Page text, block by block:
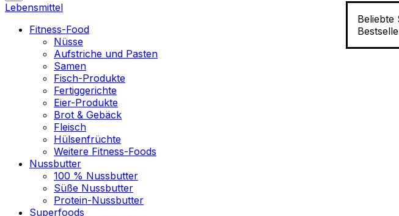
Beliebte
Lebensmittel
Fitness-Food
Nüsse
Aufstriche und Pasten
Samen
Fisch-Produkte
Fertiggerichte
Eier-Produkte
Brot & Gebäck
Fleisch
Hülsenfrüchte
Weitere Fitness-Foods
Nussbutter
100 % Nussbutter
Süße Nussbutter
Protein-Nussbutter
Superfoods